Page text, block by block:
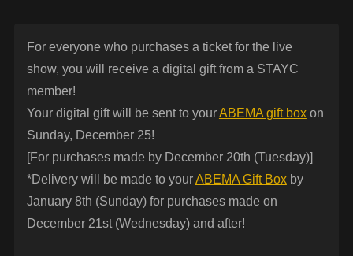
For everyone who purchases a ticket for the live
show, you will receive a digital gift from a STAYC
member!
Your digital gift will be sent to yourABEMA gift boxon
Sunday, December 25!
[For purchases made by December 20th (Tuesday)]
*Delivery will be made to yourABEMA Gift Boxby
January 8th (Sunday) for purchases made on
December 21st (Wednesday) and after!